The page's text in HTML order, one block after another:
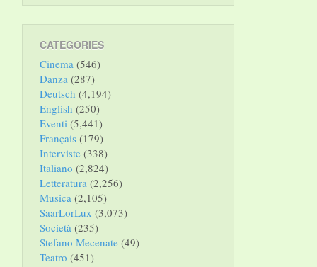
CATEGORIES
Cinema (546)
Danza (287)
Deutsch (4,194)
English (250)
Eventi (5,441)
Français (179)
Interviste (338)
Italiano (2,824)
Letteratura (2,256)
Musica (2,105)
SaarLorLux (3,073)
Società (235)
Stefano Mecenate (49)
Teatro (451)